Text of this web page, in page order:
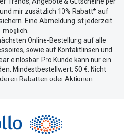
Trends, Angebote & Gutscheine per
mir zusätzlich 10% Rabatt* auf
Eine Abmeldung ist jederzeit
möglich.
Online-Bestellung auf alle
sowie auf Kontaktlinsen und
einlösbar. Pro Kunde kann nur ein
Mindestbestellwert: 50 €. Nicht
Rabatten oder Aktionen